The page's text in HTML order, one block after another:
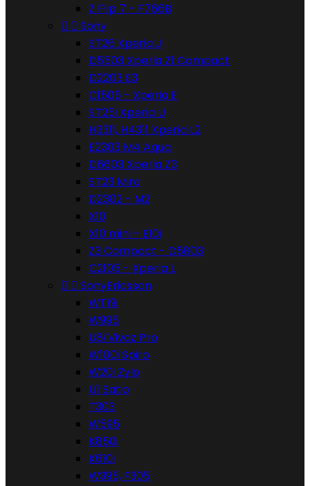
Z Flip 7 - F766B
  Sony
ST26 Xperia J
D5503 Xperia Z1 Compact
D2203 E3
C1505 - Xperia E
ST25i Xperia U
H3311, H4311 Xperia L2
E2303 M4 Aqua
D6603 Xperia Z3
ST23 Miro
D2302 - M2
X10
X10 mini - E10i
Z3 Compact - D5803
C2105 - Xperia L
  SonyEricsson
WT19i
W995
U8i Vivaz Pro
W100i Spiro
W20i Zylo
U1 Satio
T303
W595
K850i
K610i
W395, F305